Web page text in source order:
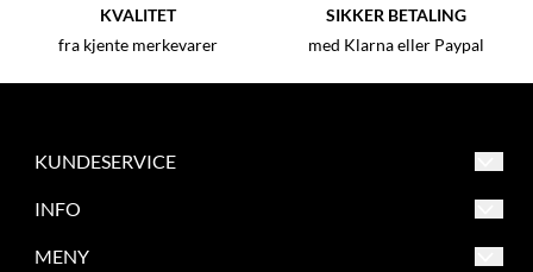
KVALITET
fra kjente merkevarer
SIKKER BETALING
med Klarna eller Paypal
KUNDESERVICE
INFO
MENY